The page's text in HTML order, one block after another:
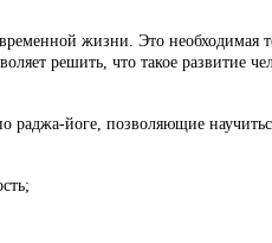
жизни. Это необходимая
решить, что такое развитие
йоге, позволяющие